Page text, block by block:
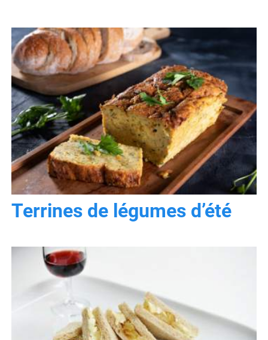
Terrines de légumes d’été